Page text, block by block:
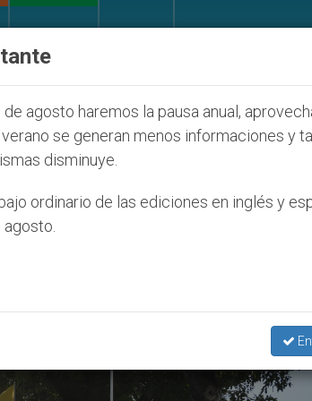
ante caso de obispo católico
de agosto haremos la pausa anual,
se generan menos informaciones y
disminuye.
ordinario de las ediciones en inglés y